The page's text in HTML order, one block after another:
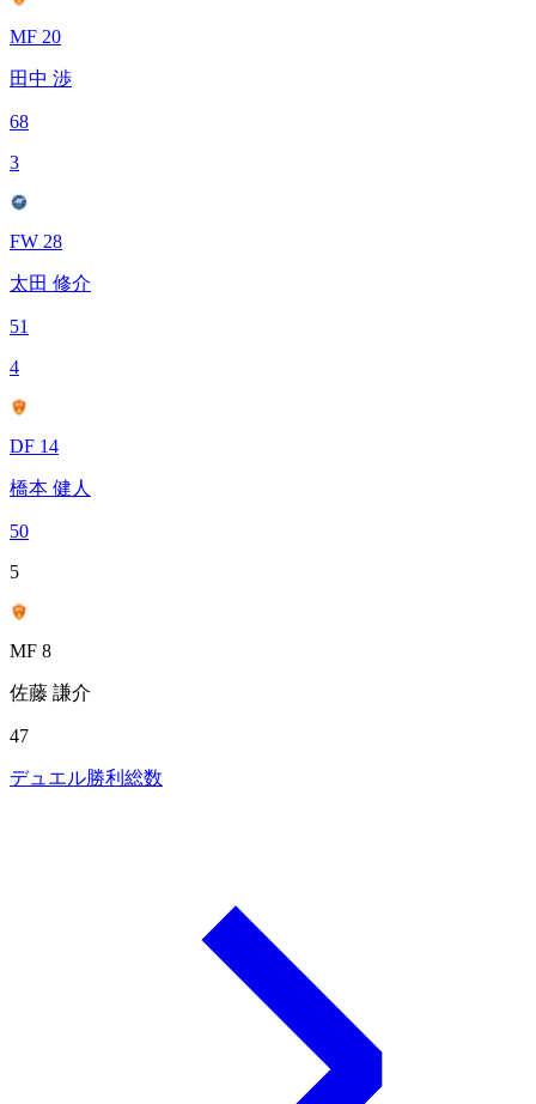
MF 20
田中 渉
68
3
FW 28
太田 修介
51
4
DF 14
橋本 健人
50
5
MF 8
佐藤 謙介
47
デュエル勝利総数